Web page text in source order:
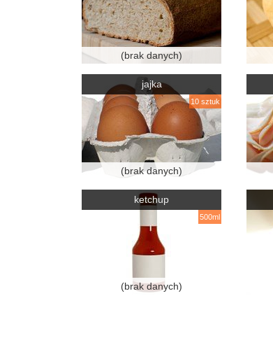
(brak danych)
jajka
10 sztuk
(brak danych)
ketchup
500ml
(brak danych)